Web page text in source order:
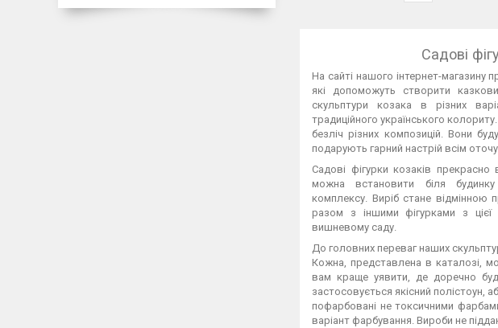
Садові
На сайті нашого інтернет-магазину
які допоможуть створити
скульптури козака в різних
традиційного українського
безліч різних композицій. Вони
подарують гарний настрій всім
Садові фігурки козаків
можна встановити біля будинку
комплексу. Виріб стане відмінною
разом з іншими фігурками з цієї
вишневому саду.
До головних переваг наших
Кожна, представлена в каталозі,
вам краще уявити, де доречно
застосовується якісний
пофарбовані не токсичними
варіант фарбування. Вироби не